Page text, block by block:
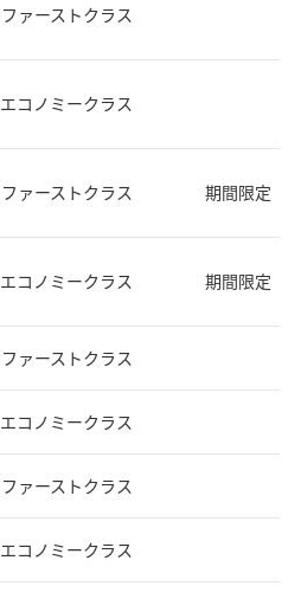
ファーストクラス
エコノミークラス
ファーストクラス 期間限定（
エコノミークラス 期間限定（
ファーストクラス
エコノミークラス
ファーストクラス
エコノミークラス